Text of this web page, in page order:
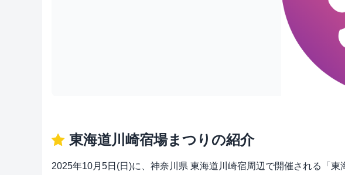
東海道川崎宿場まつりの紹介
2025年10月5日(日)に、神奈川県 東海道川崎宿周辺で開催される「東